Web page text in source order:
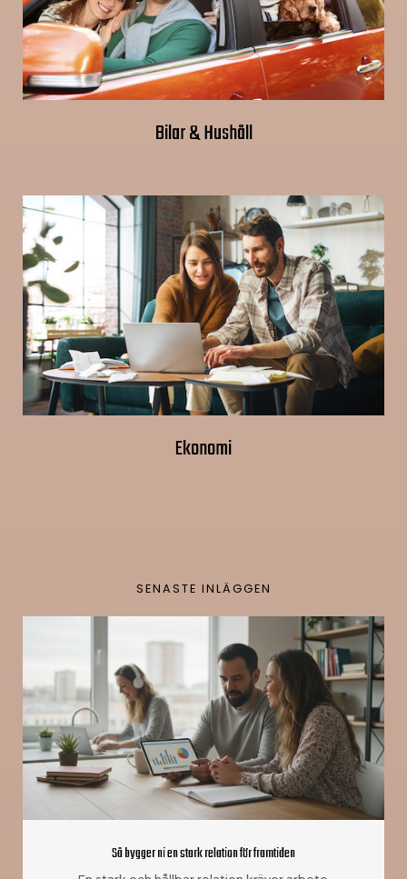
Bilar & Hushåll
Ekonomi
SENASTE INLÄGGEN
Så bygger ni en stark relation för framtiden